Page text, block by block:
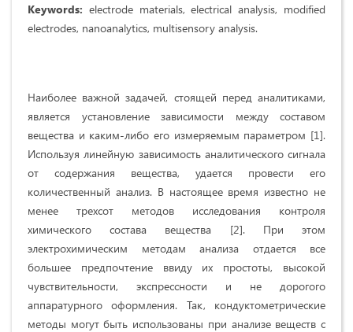
Keywords: electrode materials, electrical analysis, modified
electrodes, nanoanalytics, multisensory analysis.
Наиболее важной задачей, стоящей перед аналитиками,
является установление зависимости между составом
вещества и каким-либо его измеряемым параметром [1].
Используя линейную зависимость аналитического сигнала
от содержания вещества, удается провести его
количественный анализ. В настоящее время известно не
менее трехсот методов исследования контроля
химического состава вещества [2]. При этом
электрохимическим методам анализа отдается все
большее предпочтение ввиду их простоты, высокой
чувствительности, экспрессности и не дорогого
аппаратурного оформления. Так, кондуктометрические
методы могут быть использованы при анализе веществ с